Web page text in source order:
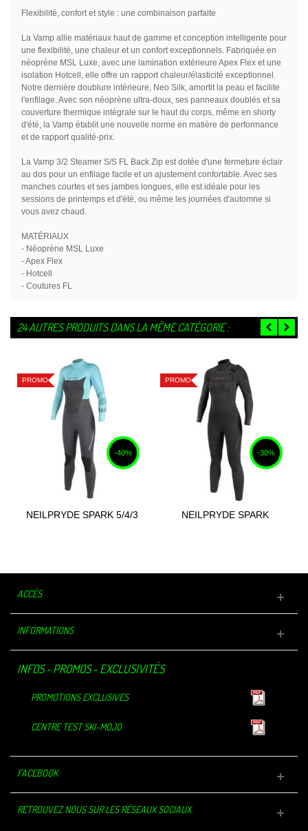
Flexibilité, confort et style : une combinaison parfaite
La Vamp allie matériaux haut de gamme et conception intelligente pour
une flexibilité, une chaleur et un confort exceptionnels. Fabriquée en
néoprène MSL Luxe, avec une lamination extérieure Apex Flex et une
isolation Hotcell, elle offre un rapport chaleur/élasticité exceptionnel.
Notre dernière doublure intérieure, Neo Silk, amortit la peau et facilite
l'enfilage. Avec son néoprène ultra-doux, ses panneaux doublés et sa
couverture thermique intégrale sur le haut du corps, même en shorty
d'été, la Vamp établit une nouvelle norme en matière de performance
et de rapport qualité-prix.
La Vamp 3/2 Steamer S/S FL Back Zip est dotée d'une fermeture éclair
au dos pour un enfilage facile et un ajustement confortable. Avec ses
manches courtes et ses jambes longues, elle est idéale pour les
sessions de printemps et d'été, ou même les journées d'automne si
vous avez chaud.
MATÉRIAUX
- Néoprène MSL Luxe
- Apex Flex
- Hotcell
- Coutures FL
24 AUTRES PRODUITS DANS LA MÊME CATÉGORIE :
PROMO
-40%
NEILPRYDE SPARK 5/4/3
PROMO
-30%
NEILPRYDE SPARK
ACCÈS
INFORMATIONS
INFOS - PROMOS - EXCLUSIVITÉS
PROMOTIONS EXCLUSIVES
CENTRE TEST SKI-MOJO
FACEBOOK
RETROUVEZ NOUS SUR LES RÉSEAUX SOCIAUX.